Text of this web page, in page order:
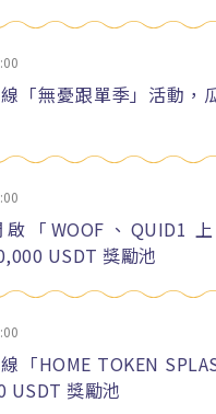
「無憂跟單季」活動，
啟「WOOF、QUID1
USDT 獎勵池
「HOME TOKEN
USDT 獎勵池